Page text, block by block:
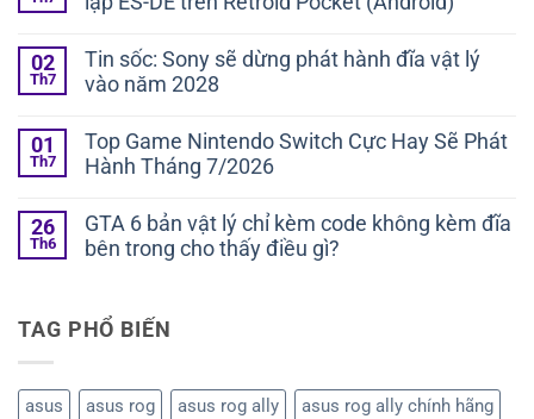
02
Th7
Tin sốc: Sony sẽ dừng phát hành đĩa vật lý
vào năm 2028
01
Th7
Top Game Nintendo Switch Cực Hay Sẽ Phát
Hành Tháng 7/2026
26
Th6
GTA 6 bản vật lý chỉ kèm code không kèm đĩa
bên trong cho thấy điều gì?
TAG PHỔ BIẾN
asus asus rog asus rog ally
asus rog ally chính hãng